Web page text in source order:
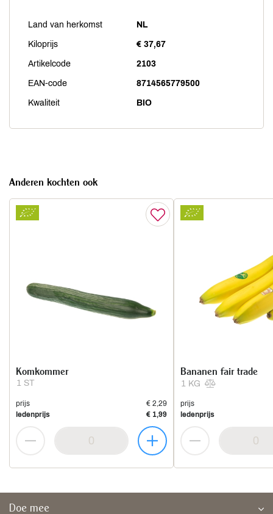
Land van herkomst NL
Kiloprijs € 37,67
Artikelcode 2103
EAN-code 8714565779500
Kwaliteit BIO
Anderen kochten ook
1 ST
Komkommer
prijs
€ 2,29
ledenprijs
€ 1,99
1 KG
Bananen fair trade
prijs
ledenprijs
Doe mee